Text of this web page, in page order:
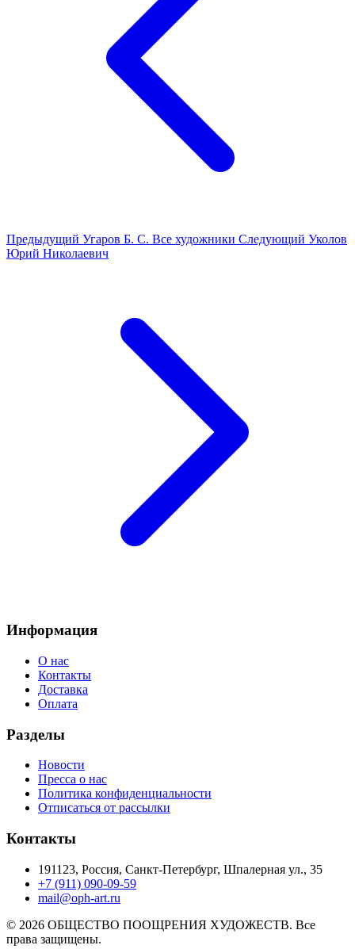
Предыдущий Угаров Б. С. Все художники Следующий Уколов
Юрий Николаевич
Информация
О нас
Контакты
Доставка
Оплата
Разделы
Новости
Пресса о нас
Политика конфиденциальности
Отписаться от рассылки
Контакты
191123, Россия, Санкт-Петербург, Шпалерная ул., 35
+7 (911) 090-09-59
mail@oph-art.ru
© 2026 ОБЩЕСТВО ПООЩРЕНИЯ ХУДОЖЕСТВ. Все
права защищены.